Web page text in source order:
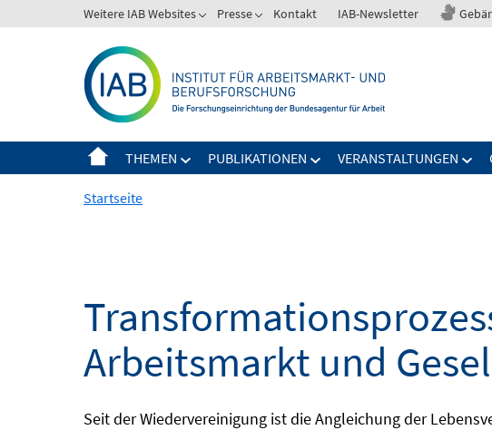
zum
Weitere IAB Websites Presse Kontakt IAB-Newsletter
THEMEN PUBLIKATIONEN VERANSTALTUNGEN
Startseite
Arbeitsmarkt und
Seit der Wiedervereinigung ist die Angleichung der